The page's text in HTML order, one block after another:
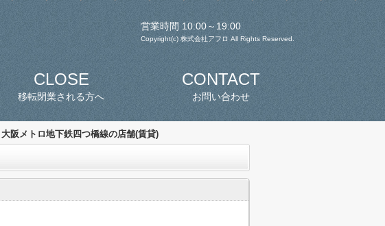
営業時間 10:00～19:00
Copyright(c) 株式会社アフロ All Rights Reserved.
CLOSE
移転閉業される方へ
CONTACT
お問い合わせ
大阪メトロ地下鉄四つ橋線の店舗(賃貸)